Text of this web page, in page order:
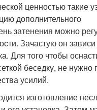
ценностью такие
дополнительного
затенения можно
Зачастую он
Для того чтобы
беседку, не нужно
усилий.
изготовление